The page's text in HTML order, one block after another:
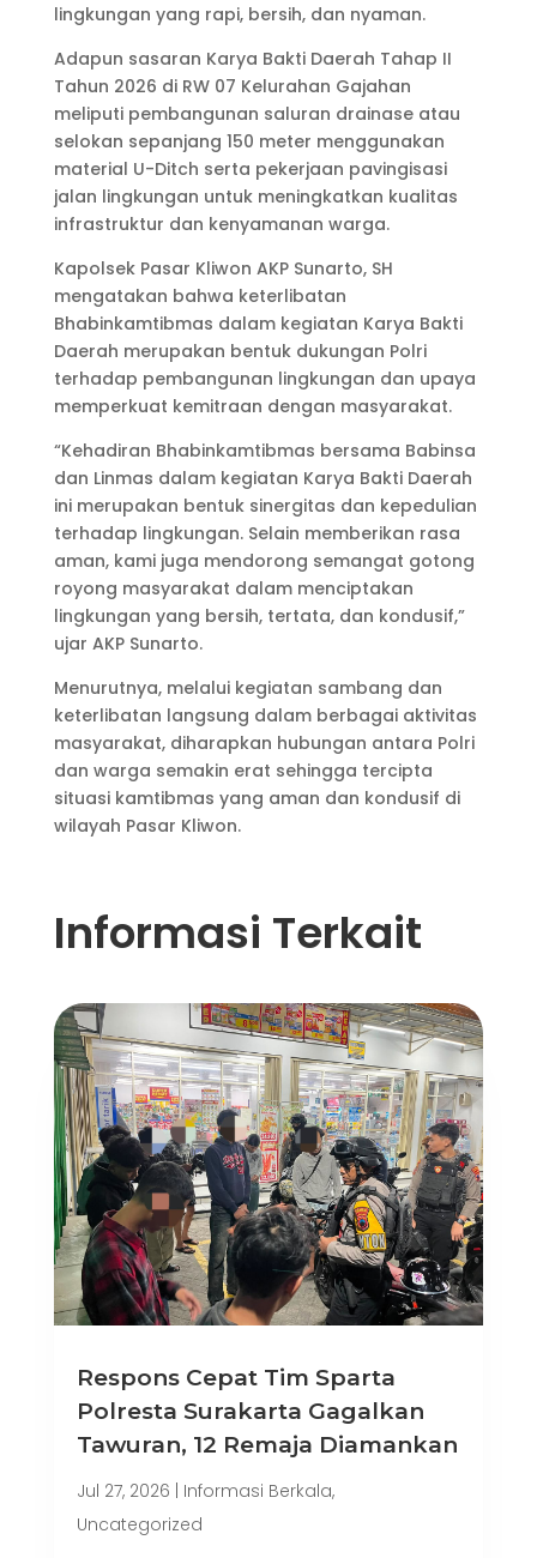
lingkungan yang rapi, bersih, dan nyaman.
Adapun sasaran Karya Bakti Daerah Tahap II
Tahun 2026 di RW 07 Kelurahan Gajahan
meliputi pembangunan saluran drainase atau
selokan sepanjang 150 meter menggunakan
material U-Ditch serta pekerjaan pavingisasi
jalan lingkungan untuk meningkatkan kualitas
infrastruktur dan kenyamanan warga.
Kapolsek Pasar Kliwon AKP Sunarto, SH
mengatakan bahwa keterlibatan
Bhabinkamtibmas dalam kegiatan Karya Bakti
Daerah merupakan bentuk dukungan Polri
terhadap pembangunan lingkungan dan upaya
memperkuat kemitraan dengan masyarakat.
“Kehadiran Bhabinkamtibmas bersama Babinsa
dan Linmas dalam kegiatan Karya Bakti Daerah
ini merupakan bentuk sinergitas dan kepedulian
terhadap lingkungan. Selain memberikan rasa
aman, kami juga mendorong semangat gotong
royong masyarakat dalam menciptakan
lingkungan yang bersih, tertata, dan kondusif,”
ujar AKP Sunarto.
Menurutnya, melalui kegiatan sambang dan
keterlibatan langsung dalam berbagai aktivitas
masyarakat, diharapkan hubungan antara Polri
dan warga semakin erat sehingga tercipta
situasi kamtibmas yang aman dan kondusif di
wilayah Pasar Kliwon.
Informasi Terkait
Respons Cepat Tim Sparta
Polresta Surakarta Gagalkan
Tawuran, 12 Remaja Diamankan
Jul 27, 2026 Informasi Berkala,
Uncategorized